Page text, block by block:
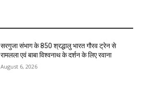
सरगुजा संभाग के 850 श्रद्धालु भारत गौरव ट्रेन से
रामलला एवं बाबा विश्वनाथ के दर्शन के लिए रवाना
August 6, 2026